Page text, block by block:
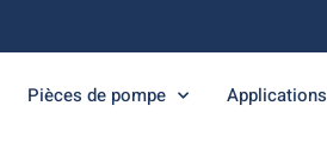
Pièces de pompe Applications